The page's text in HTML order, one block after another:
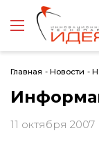
Главная - Новости -
11 октября 2007